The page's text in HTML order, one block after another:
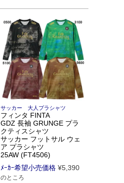
サッカー 大人プラシャツ
フィンタ FINTA
GDZ 長袖 GRUNGE プラ
クティスシャツ
サッカー フットサル ウェ
ア プラシャツ
25AW (FT4506)
ﾒｰｶｰ希望小売価格 ¥5,390
のところ